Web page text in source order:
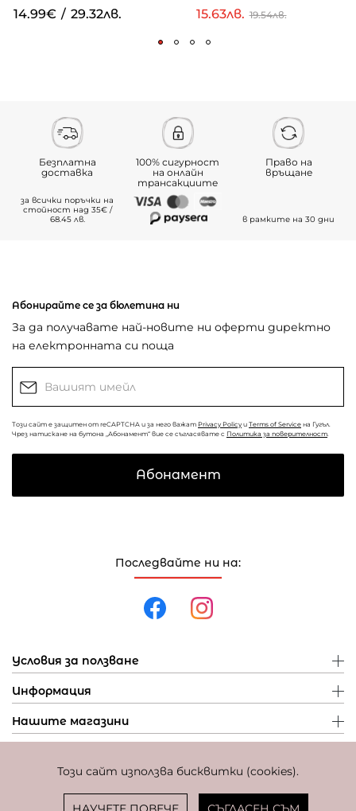
Този сайт използва бисквитки (cookies).
14.99€ / 29.32лв.
15.63лв. 19.54лв.
Безплатна
доставка
за всички поръчки на
стойност над 35€ /
68.45 лв.
100% сигурност
на онлайн
трансакциите
Право на
връщане
в рамките на 30 дни
Последвайте ни на:
Условия за ползване
Информация
Нашите магазини
Абонирайте се за бюлетина ни
За да получавате най-новите ни оферти директно
на електронната си поща
Този сайт е защитен от reCAPTCHA и за него важат Privacy Policy и Terms of Service на Гугъл.
Чрез натискане на бутона „Абонамент“ вие се съгласявате с Политика за поверителност
Абонамент
Фиксиран курс за превалутиране: 1 EUR = 1,95583 BGN